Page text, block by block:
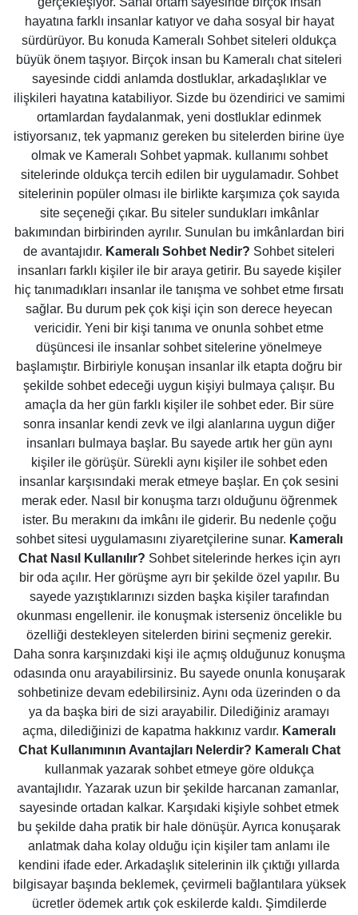
hayatına farklı insanlar katıyor ve daha sosyal bir hayat
sürdürüyor. Bu konuda Kameralı Sohbet siteleri oldukça
büyük önem taşıyor. Birçok insan bu Kameralı chat siteleri
sayesinde ciddi anlamda dostluklar, arkadaşlıklar ve
ilişkileri hayatına katabiliyor. Sizde bu özendirici ve samimi
ortamlardan faydalanmak, yeni dostluklar edinmek
istiyorsanız, tek yapmanız gereken bu sitelerden birine üye
olmak ve Kameralı Sohbet yapmak. kullanımı sohbet
sitelerinde oldukça tercih edilen bir uygulamadır. Sohbet
sitelerinin popüler olması ile birlikte karşımıza çok sayıda
site seçeneği çıkar. Bu siteler sundukları imkânlar
bakımından birbirinden ayrılır. Sunulan bu imkânlardan biri
de avantajıdır. Kameralı Sohbet Nedir? Sohbet siteleri
insanları farklı kişiler ile bir araya getirir. Bu sayede kişiler
hiç tanımadıkları insanlar ile tanışma ve sohbet etme fırsatı
sağlar. Bu durum pek çok kişi için son derece heyecan
vericidir. Yeni bir kişi tanıma ve onunla sohbet etme
düşüncesi ile insanlar sohbet sitelerine yönelmeye
başlamıştır. Birbiriyle konuşan insanlar ilk etapta doğru bir
şekilde sohbet edeceği uygun kişiyi bulmaya çalışır. Bu
amaçla da her gün farklı kişiler ile sohbet eder. Bir süre
sonra insanlar kendi zevk ve ilgi alanlarına uygun diğer
insanları bulmaya başlar. Bu sayede artık her gün aynı
kişiler ile görüşür. Sürekli aynı kişiler ile sohbet eden
insanlar karşısındaki merak etmeye başlar. En çok sesini
merak eder. Nasıl bir konuşma tarzı olduğunu öğrenmek
ister. Bu merakını da imkânı ile giderir. Bu nedenle çoğu
sohbet sitesi uygulamasını ziyaretçilerine sunar. Kameralı
Chat Nasıl Kullanılır? Sohbet sitelerinde herkes için ayrı
bir oda açılır. Her görüşme ayrı bir şekilde özel yapılır. Bu
sayede yazıştıklarınızı sizden başka kişiler tarafından
okunması engellenir. ile konuşmak isterseniz öncelikle bu
özelliği destekleyen sitelerden birini seçmeniz gerekir.
Daha sonra karşınızdaki kişi ile açmış olduğunuz konuşma
odasında onu arayabilirsiniz. Bu sayede onunla konuşarak
sohbetinize devam edebilirsiniz. Aynı oda üzerinden o da
ya da başka biri de sizi arayabilir. Dilediğiniz aramayı
açma, dilediğinizi de kapatma hakkınız vardır. Kameralı
Chat Kullanımının Avantajları Nelerdir? Kameralı Chat
kullanmak yazarak sohbet etmeye göre oldukça
avantajlıdır. Yazarak uzun bir şekilde harcanan zamanlar,
sayesinde ortadan kalkar. Karşıdaki kişiyle sohbet etmek
bu şekilde daha pratik bir hale dönüşür. Ayrıca konuşarak
anlatmak daha kolay olduğu için kişiler tam anlamı ile
kendini ifade eder. Arkadaşlık sitelerinin ilk çıktığı yıllarda
bilgisayar başında beklemek, çevirmeli bağlantılara yüksek
ücretler ödemek artık çok eskilerde kaldı. Şimdilerde